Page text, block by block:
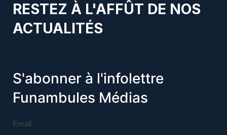
RESTEZ À L'AFFÛT DE NOS
ACTUALITÉS
S'abonner à l'infolettre
Funambules Médias
Email